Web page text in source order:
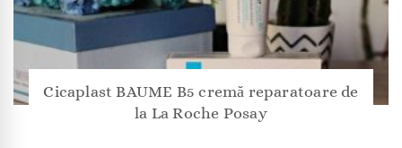
Cicaplast BAUME B5 cremă reparatoare de
la La Roche Posay